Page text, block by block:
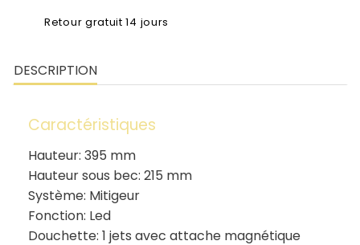
Retour gratuit 14 jours
DESCRIPTION
Caractéristiques
Hauteur: 395 mm
Hauteur sous bec: 215 mm
Système: Mitigeur
Fonction: Led
Douchette: 1 jets avec attache magnétique